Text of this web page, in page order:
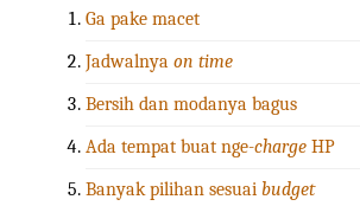
Ga pake macet
Jadwalnyaon time
Bersih dan modanya bagus
Ada tempat buat nge-charge HP
Banyak pilihan sesuaibudget